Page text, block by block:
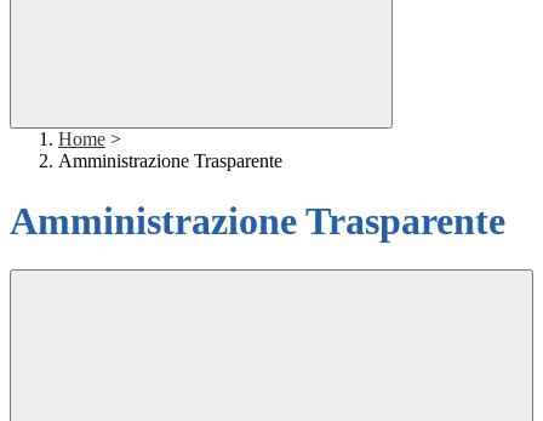
Home >
Amministrazione Trasparente
Amministrazione Trasparente